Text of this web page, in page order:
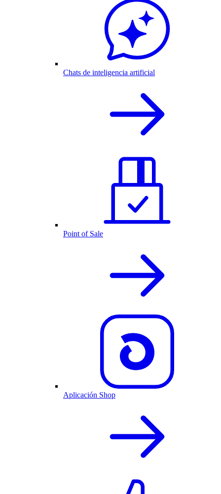
Chats de inteligencia artificial
Point of Sale
Aplicación Shop